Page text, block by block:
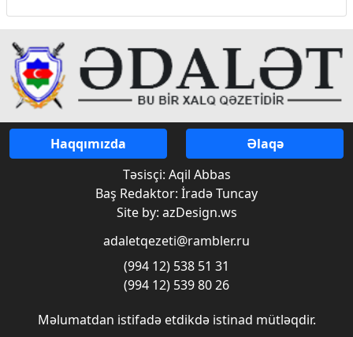
Haqqımızda
Əlaqə
Təsisçi: Aqil Abbas
Baş Redaktor: İradə Tuncay
Site by: azDesign.ws
adaletqezeti@rambler.ru
(994 12) 538 51 31
(994 12) 539 80 26
Məlumatdan istifadə etdikdə istinad mütləqdir.